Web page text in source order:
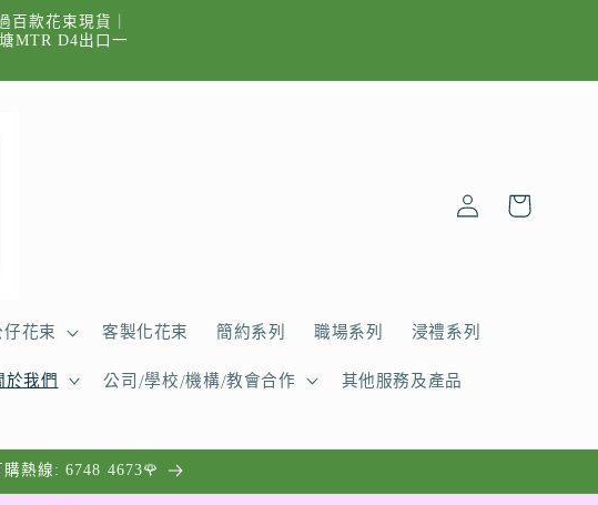
百款花束現貨｜
MTR D4出口一
花束 客製化花束 簡約系列 職場系列 浸禮系列
於我們 公司/學校/機構/教會合作 其他服務及產品
登
入
物
熱線: 6748 4673🌹